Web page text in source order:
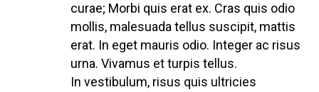
curae; Morbi quis erat ex. Cras quis odio
mollis, malesuada tellus suscipit, mattis
erat. In eget mauris odio. Integer ac risus
urna. Vivamus et turpis tellus.
In vestibulum, risus quis ultricies